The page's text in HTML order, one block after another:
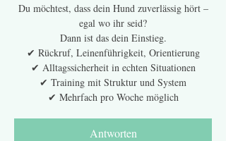
Du möchtest, dass dein Hund zuverlässig hört –
egal wo ihr seid?
Dann ist das dein Einstieg.
✔ Rückruf, Leinenführigkeit, Orientierung
✔ Alltagssicherheit in echten Situationen
✔ Training mit Struktur und System
✔ Mehrfach pro Woche möglich
Antworten